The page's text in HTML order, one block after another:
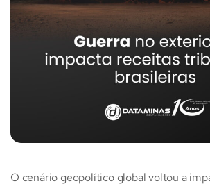
O cenário geopolítico global voltou a